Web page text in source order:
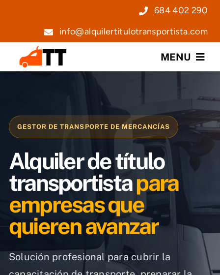
684 402 290
info@alquilertitulotransportista.com
MENU
Servicios
Noticias
Contacto
GESTOR DE TRANSPORTE DE MERCANCÍAS
Alquiler de título
transportistapara
empresas que
quieren avanzar
Solución profesional para cubrir la